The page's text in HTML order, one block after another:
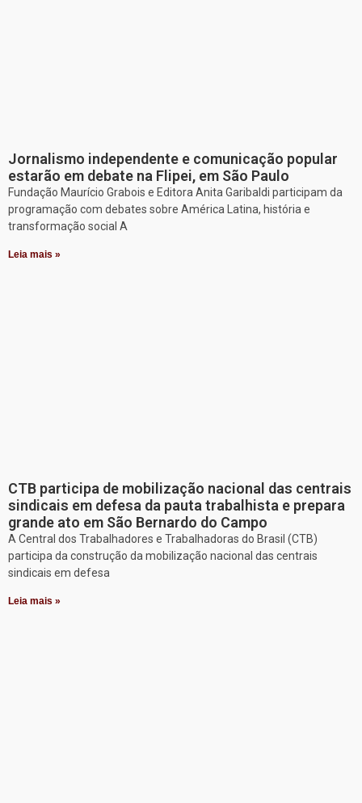
Jornalismo independente e comunicação popular
estarão em debate na Flipei, em São Paulo
Fundação Maurício Grabois e Editora Anita Garibaldi participam da
programação com debates sobre América Latina, história e
transformação social A
Leia mais »
CTB participa de mobilização nacional das centrais
sindicais em defesa da pauta trabalhista e prepara
grande ato em São Bernardo do Campo
A Central dos Trabalhadores e Trabalhadoras do Brasil (CTB)
participa da construção da mobilização nacional das centrais
sindicais em defesa
Leia mais »